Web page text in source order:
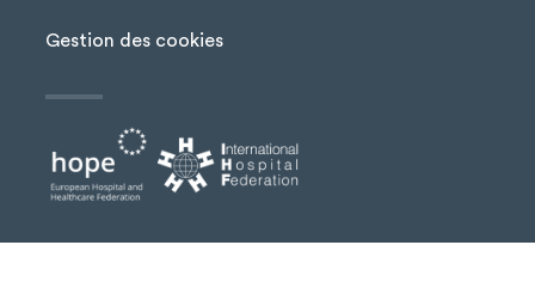
Gestion des cookies